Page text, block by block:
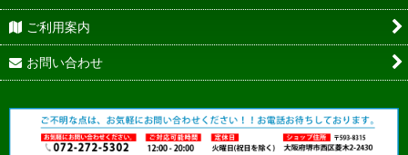
ご利用案内
お問い合わせ